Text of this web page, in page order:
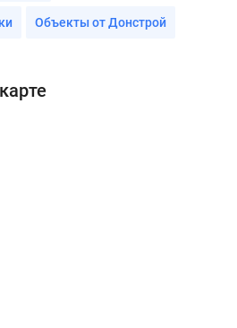
Объекты от Донстрой